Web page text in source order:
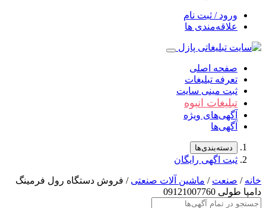
ورود / ثبت نام
علاقه‌مندی ها
صفحه اصلی
تعرفه تبلیغات
ثبت مینی سایت
تبلیغات انبوه
آگهی‌های ویژه
آگهی‌ها
دسته‌بندی‌ها
ثبت اگهی رایگان
/صنعت/ماشین آلات صنعتی/ فروش دستگاه رول فرمینگ
09121007760